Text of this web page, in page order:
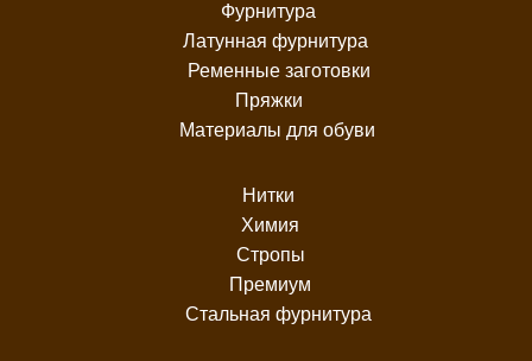
Фурнитура
Латунная фурнитура
Ременные заготовки
Материалы для обуви
Пряжки
Нитки
Химия
Стропы
Премиум
Стальная фурнитура